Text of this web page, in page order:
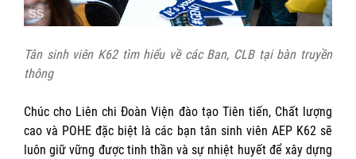
Tân sinh viên K62 tìm hiểu về các Ban, CLB tại bàn truyền
thông
Chúc cho Liên chi Đoàn Viện đào tạo Tiên tiến, Chất lượng
cao và POHE đặc biệt là các bạn tân sinh viên AEP K62 sẽ
luôn giữ vững được tinh thần và sự nhiệt huyết để xây dựng